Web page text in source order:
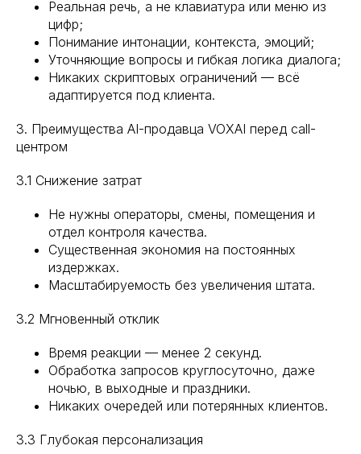
Реальная речь, а не клавиатура или меню из
цифр;
Понимание интонации, контекста, эмоций;
Уточняющие вопросы и гибкая логика диалога;
Никаких скриптовых ограничений — всё
адаптируется под клиента.
3. Преимущества AI-продавца VOXAI перед call-
центром
3.1 Снижение затрат
Не нужны операторы, смены, помещения и
отдел контроля качества.
Существенная экономия на постоянных
издержках.
Масштабируемость без увеличения штата.
3.2 Мгновенный отклик
Время реакции — менее 2 секунд.
Обработка запросов круглосуточно, даже
ночью, в выходные и праздники.
Никаких очередей или потерянных клиентов.
3.3 Глубокая персонализация